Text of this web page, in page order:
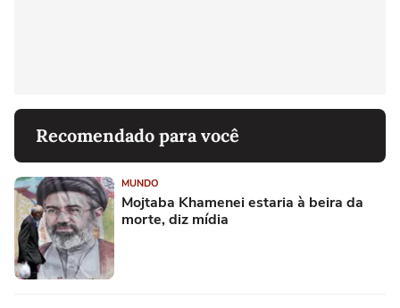
Recomendado para você
MUNDO
Mojtaba Khamenei estaria à beira da
morte, diz mídia